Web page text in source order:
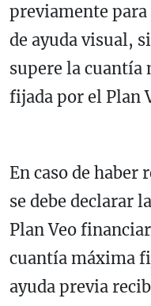
previamente
de ayuda visual,
supere la cuantía
fijada por el Plan
En caso de haber
se debe declarar
Plan Veo
cuantía máxima
ayuda previa